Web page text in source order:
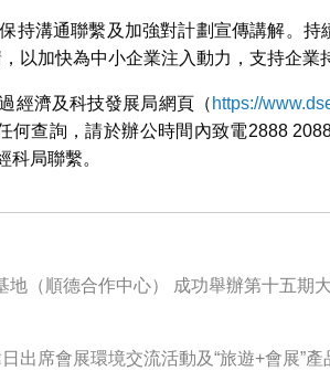
持溝通聯繫及加強對計劃宣傳講解。持
以加快為中小企業注入動力，支持企業
經濟及科技發展局網頁（ https://
何查詢，請於辦公時間內致電2888
科局聯繫。
地（順德合作中心） 成功舉辦第十五期